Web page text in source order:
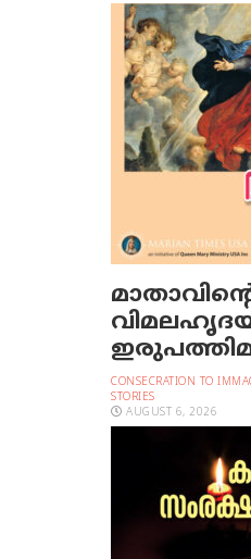
CONSECRATION TO
STORIES
AUGUST 6, 2026